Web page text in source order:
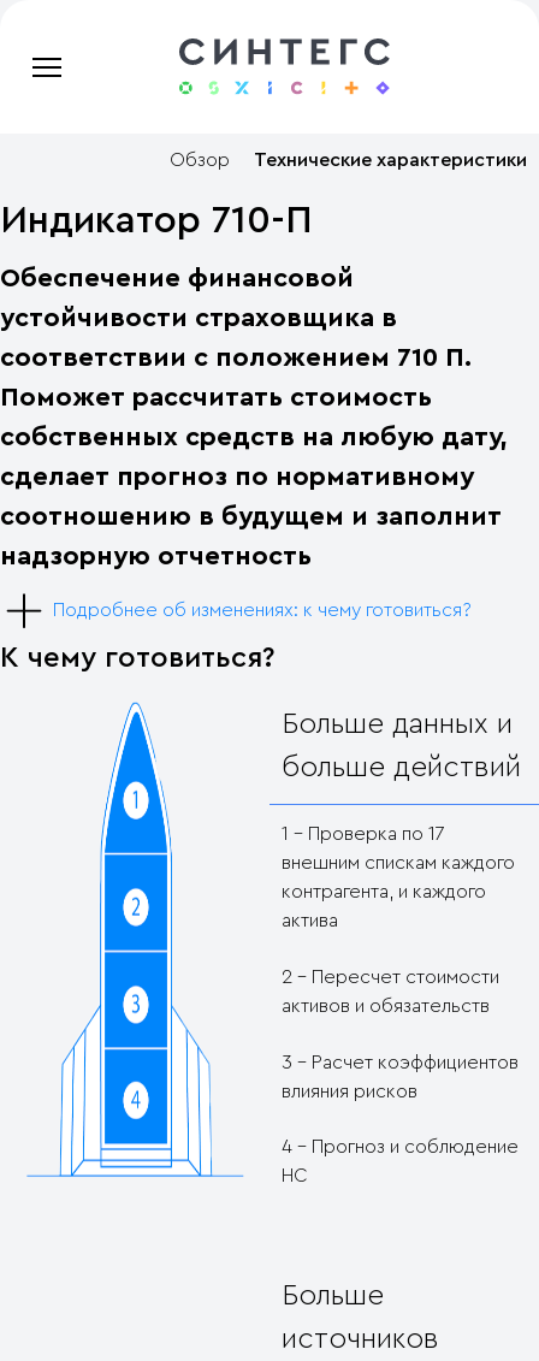
Обзор Технические характеристики
Индикатор 710-П
Обеспечение финансовой
устойчивости страховщика в
соответствии с положением 710 П.
Поможет рассчитать стоимость
собственных средств на любую дату,
сделает прогноз по нормативному
соотношению в будущем и заполнит
надзорную отчетность
Подробнее об изменениях: к чему готовиться?
К чему готовиться?
Больше данных и
больше действий
1 - Проверка по 17
внешним спискам каждого
контрагента, и каждого
актива
2 - Пересчет стоимости
активов и обязательств
3 - Расчет коэффициентов
влияния рисков
4 - Прогноз и соблюдение
НС
Больше
источников